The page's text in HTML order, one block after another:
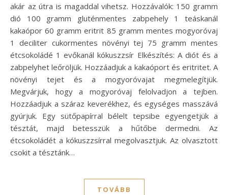
akár az útra is magaddal vihetsz. Hozzávalók: 150 gramm
dió 100 gramm gluténmentes zabpehely 1 teáskanál
kakaópor 60 gramm eritrit 85 gramm mentes mogyoróvaj
1 deciliter cukormentes növényi tej 75 gramm mentes
étcsokoládé 1 evőkanál kókuszzsír Elkészítés: A diót és a
zabpelyhet leőröljük. Hozzáadjuk a kakaóport és eritritet. A
növényi tejet és a mogyoróvajat megmelegítjük.
Megvárjuk, hogy a mogyoróvaj felolvadjon a tejben.
Hozzáadjuk a száraz keverékhez, és egységes masszává
gyúrjuk. Egy sütőpapírral bélelt tepsibe egyengetjük a
tésztát, majd betesszük a hűtőbe dermedni. Az
étcsokoládét a kókuszzsírral megolvasztjuk. Az olvasztott
csokit a tésztánk…
TOVÁBB